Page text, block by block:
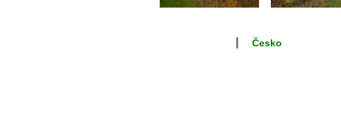
Česko